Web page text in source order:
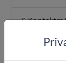
5
6